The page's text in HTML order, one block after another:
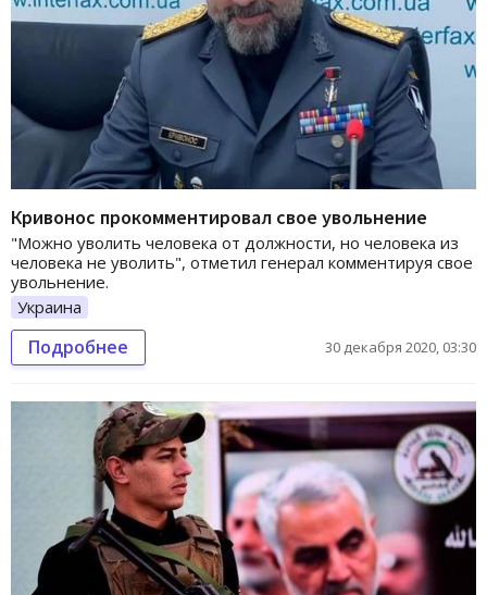
Кривонос прокомментировал свое увольнение
"Можно уволить человека от должности, но человека из
человека не уволить", отметил генерал комментируя свое
увольнение.
Украина
Подробнее 30 декабря 2020, 03:30